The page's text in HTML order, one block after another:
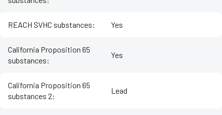
REACH SVHC substances: Yes
California Proposition 65
substances:
Yes
California Proposition 65
substances 2:
Lead